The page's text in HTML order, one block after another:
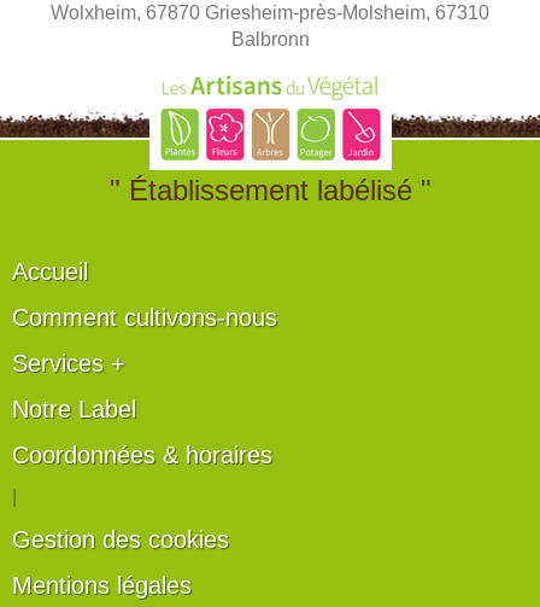
Wolxheim, 67870 Griesheim-près-Molsheim, 67310
Balbronn
" Établissement labélisé "
Accueil
Comment cultivons-nous
Services +
Notre Label
Coordonnées & horaires
Gestion des cookies
Mentions légales